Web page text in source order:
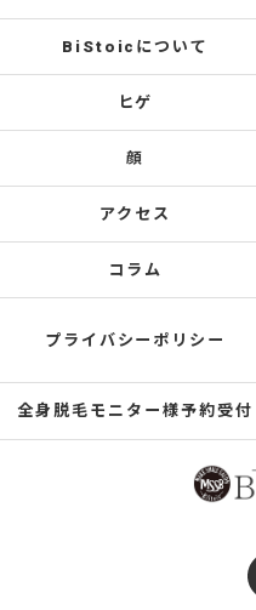
BiStoicについて
ヒゲ
顔
アクセス
コラム
プライバシーポリシー
全身脱毛モニター様予約受付